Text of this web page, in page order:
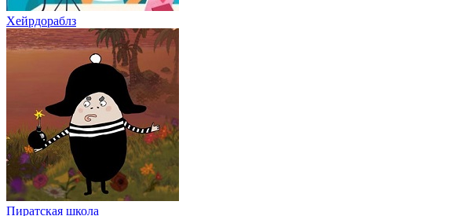
Хейрдораблз
Пиратская школа